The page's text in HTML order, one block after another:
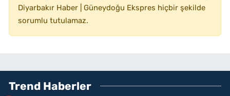
Diyarbakır Haber | Güneydoğu Ekspres hiçbir şekilde
sorumlu tutulamaz.
Trend Haberler